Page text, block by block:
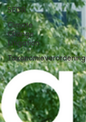
SFDR
Climate
Change
Litigation
Taxonomieverordening